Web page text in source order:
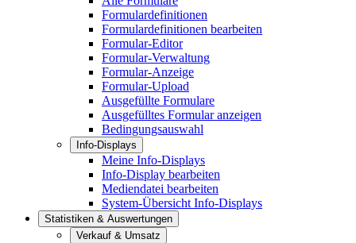
Formulardefinitionen
Formulardefinitionen bearbeiten
Formular-Editor
Formular-Verwaltung
Formular-Anzeige
Formular-Upload
Ausgefüllte Formulare
Ausgefülltes Formular anzeigen
Bedingungsauswahl
Info-Displays
Meine Info-Displays
Info-Display bearbeiten
Mediendatei bearbeiten
System-Übersicht Info-Displays
Statistiken & Auswertungen
Verkauf & Umsatz